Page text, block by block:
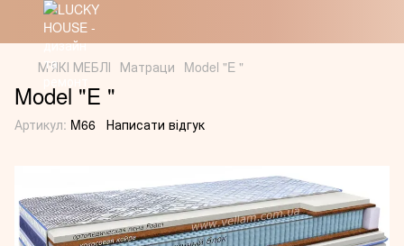
М'ЯКІ МЕБЛІ Матраци Model "E "
Model "E "
Артикул: M66 Написати відгук